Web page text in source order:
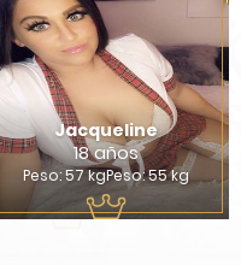
Jacqueline
18 años
Peso: 57 kgPeso: 55 kg